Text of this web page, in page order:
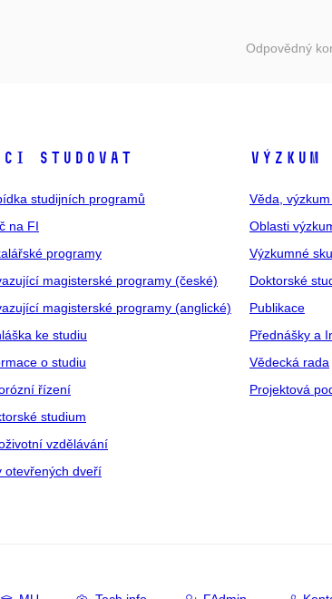
Odpovědný
STUDOVAT
studijních programů
na FI
programy
magisterské programy (české)
magisterské programy (anglické)
ke studiu
o studiu
řízení
studium
vzdělávání
otevřených dveří
VÝZKUM
Věda,
Oblasti
Výzkumné
Doktorské
Publikace
Přednášky a
Vědecká rada
Projektová